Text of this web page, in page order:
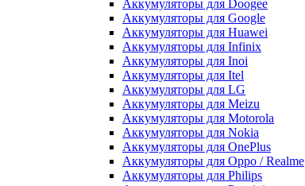
Аккумуляторы для Doogee
Аккумуляторы для Google
Аккумуляторы для Huawei
Аккумуляторы для Infinix
Аккумуляторы для Inoi
Аккумуляторы для Itel
Аккумуляторы для LG
Аккумуляторы для Meizu
Аккумуляторы для Motorola
Аккумуляторы для Nokia
Аккумуляторы для OnePlus
Аккумуляторы для Oppo / Realme
Аккумуляторы для Philips